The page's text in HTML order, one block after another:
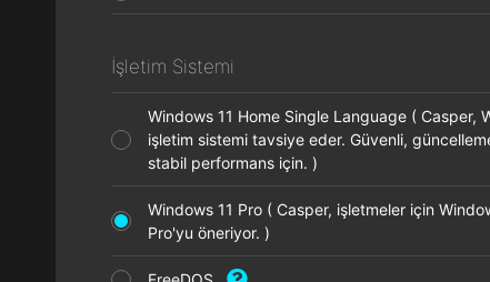
İşletim Sistemi
Windows 11 Home Single Language ( Casper,
işletim sistemi tavsiye eder. Güvenli,
stabil performans için. )
Windows 11 Pro ( Casper, işletmeler için
Pro'yu öneriyor. )